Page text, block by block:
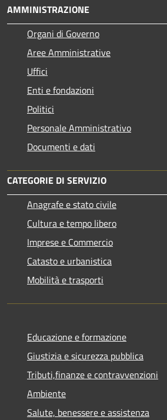
AMMINISTRAZIONE
Organi di Governo
Aree Amministrative
Uffici
Enti e fondazioni
Politici
Personale Amministrativo
Documenti e dati
CATEGORIE DI SERVIZIO
Anagrafe e stato civile
Cultura e tempo libero
Imprese e Commercio
Catasto e urbanistica
Mobilità e trasporti
Educazione e formazione
Giustizia e sicurezza pubblica
Tributi,finanze e contravvenzioni
Ambiente
Salute, benessere e assistenza